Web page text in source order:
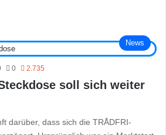
News
0 2.735
soll sich weiter
darüber, dass sich die TRÅDFRI-